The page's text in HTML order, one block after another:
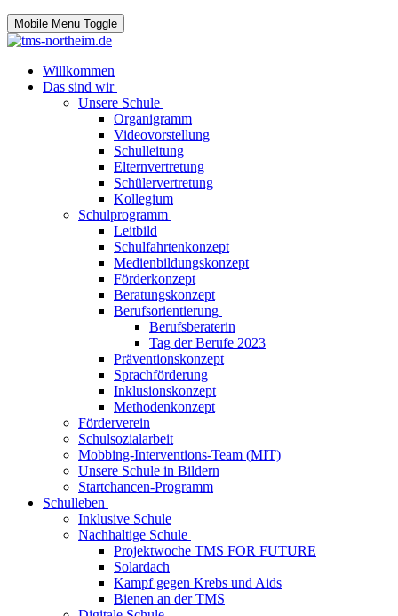
Mobile Menu Toggle
Willkommen
Das sind wir
Unsere Schule
Organigramm
Videovorstellung
Schulleitung
Elternvertretung
Schülervertretung
Kollegium
Schulprogramm
Leitbild
Schulfahrtenkonzept
Medienbildungskonzept
Förderkonzept
Beratungskonzept
Berufsorientierung
Berufsberaterin
Tag der Berufe 2023
Präventionskonzept
Sprachförderung
Inklusionskonzept
Methodenkonzept
Förderverein
Schulsozialarbeit
Mobbing-Interventions-Team (MIT)
Unsere Schule in Bildern
Startchancen-Programm
Schulleben
Inklusive Schule
Nachhaltige Schule
Projektwoche TMS FOR FUTURE
Solardach
Kampf gegen Krebs und Aids
Bienen an der TMS